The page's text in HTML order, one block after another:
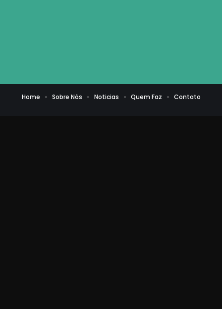
Home Sobre Nós Noticias Quem Faz Contato